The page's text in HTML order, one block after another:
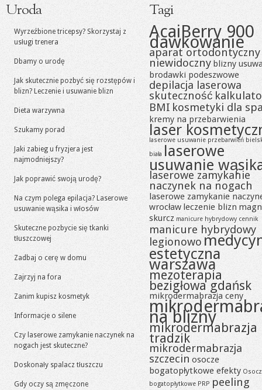
Uroda
Wyrzeźbione tricepsy? Skorzystaj z
usługi trenera
Dbamy o urodę
Jak skutecznie pozbyć się rozstępów i
blizn? Leczenie i usuwanie blizn
Dieta warzywna
Szukamy porad
Jaki zabieg u fryzjera jest
najmodniejszy?
Jak poprawić swoją urodę?
Na czym polega epilacja? Laserowe
usuwanie wąsika i włosów
Skuteczne pozbycie się tkanki
tłuszczowej
Zadbaj o cerę w domu
Zajrzyj na fora
Zanim kupisz kosmetyk
Informacje o silene
Czy laserowe zamykanie naczynek na
nogach jest skuteczne?
Doskonały spalacz tłuszczu
Gdy oczy są zmęczone
Tagi
AcaiBerry 900
dawkowanie
aparat ortodontyczny
niewidoczny blizny
brodawki podeszwowe
depilacja laserowa
skuteczność
BMI kosmetyki dla
kremy na przebarwienia
laser
laserowe usuwanie przebarwień
biała laserowe
usuwanie
laserowe zamykanie
naczynek na nogach
laserowe zamykanie
wrocław leczenie blizn
skurcz manicure hybrydowy cennik
manicure hybrydowy
legionowo
estetyczna
warszawa
mezoterapia
bezigłowa gdańsk
mikrodermabrazja ceny
na blizny
mikrodermabrazja
tradzik
mikrodermabrazja
szczecin osocze
bogatopłytkowe efekty
bogatopłytkowe PRP peeling